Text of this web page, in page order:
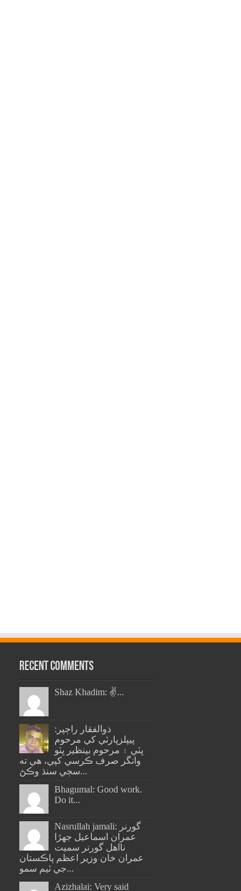
Recent Comments
Shaz Khadim: ✌️...
ذوالفقار راڄپر:
پيپلزپارٽي کي مرحوم
ڀٽي ۽ مرحوم بينظير ڀٽو
وانگر صرف ڪرسي کپي، هي ته
سڄي سنڌ وڪڻ...
Bhagumal: Good work.
Do it...
Nasrullah jamali: گورنر
عمران اسماعيل جھڙا
نااهل گورنر سميت
عمران خان وزير اعظم پاڪستان
جي ٽيم سمو...
Azizhalai: Very said